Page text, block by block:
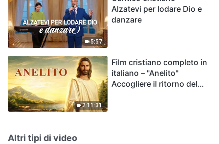
5:57
Alzatevi per lodare Dio e
danzare
2:11:31
Film cristiano completo in
italiano – "Anelito"
Accogliere il ritorno del
Altri tipi di video